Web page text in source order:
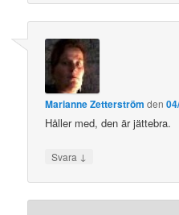
Marianne Zetterström den
Håller med, den är jättebra.
Svara ↓